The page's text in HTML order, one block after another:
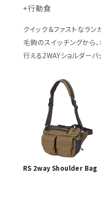
+行動食
クイック＆ファストなラ
毛鉤のスイッチングから
行える2WAYショルダーバ
RS 2way Shoulder Bag